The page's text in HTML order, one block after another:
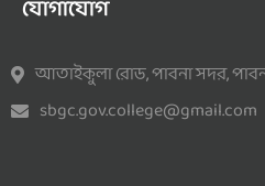
যোগাযোগ
আতাইকুলা রোড, পাবনা সদর,
sbgc.gov.college@gmail.com